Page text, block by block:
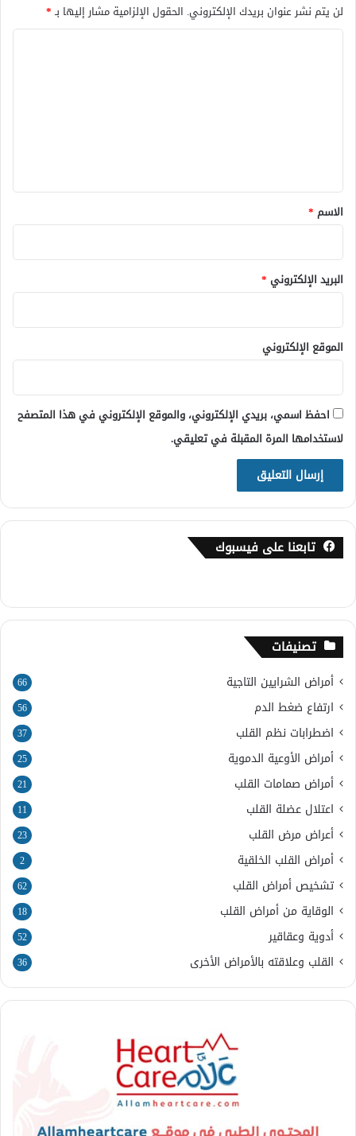
لن يتم نشر عنوان بريدك الإلكتروني. الحقول الإلزامية مشار إليها بـ*
*
الاسم *
البريد الإلكتروني *
الموقع الإلكتروني
احفظ اسمي، بريدي الإلكتروني، والموقع الإلكتروني في هذا المتصفح
لاستخدامها المرة المقبلة في تعليقي.
تابعنا على فيسبوك
تصنيفات
أمراض الشرايين التاجية 66
ارتفاع ضغط الدم 56
اضطرابات نظم القلب 37
أمراض الأوعية الدموية 25
أمراض صمامات القلب 21
اعتلال عضلة القلب 11
أعراض مرض القلب 23
أمراض القلب الخلقية 2
تشخيص أمراض القلب 62
الوقاية من أمراض القلب 18
أدوية وعقاقير 52
القلب وعلاقته بالأمراض الأخرى 36